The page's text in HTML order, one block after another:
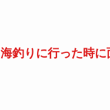
海釣りに行った時